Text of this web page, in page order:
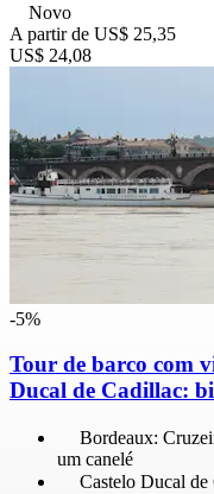
Novo
A partir de US$ 25,35
US$ 24,08
-5%
Tour de barco com
Ducal de Cadillac:
Bordeaux:
um canelé
Castelo Ducal de